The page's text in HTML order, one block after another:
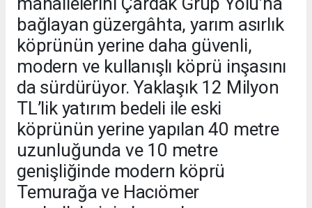
bağlayan güzergâhta, yarım asırlık
köprünün yerine daha güvenli,
modern ve kullanışlı köprü inşasını
da sürdürüyor. Yaklaşık 12 Milyon
TL’lik yatırım bedeli ile eski
köprünün yerine yapılan 40 metre
uzunluğunda ve 10 metre
genişliğinde modern köprü
Temurağa ve Hacıömer